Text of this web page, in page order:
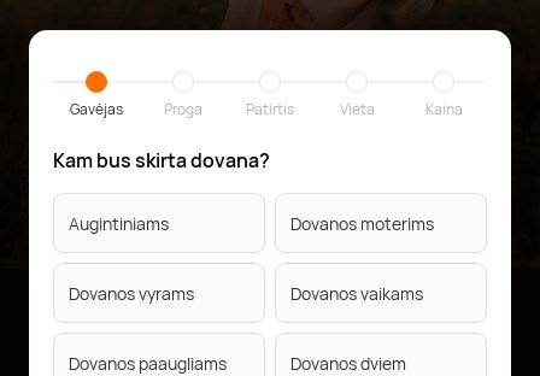
Gavėjas Proga Patirtis Vieta Kaina
Kam bus skirta dovana?
Augintiniams Dovanos moterims
Dovanos vyrams Dovanos vaikams
Dovanos paaugliams Dovanos dviem